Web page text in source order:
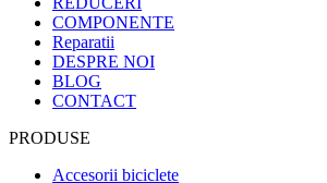
COMPONENTE
Reparatii
DESPRE NOI
BLOG
CONTACT
PRODUSE
Accesorii biciclete